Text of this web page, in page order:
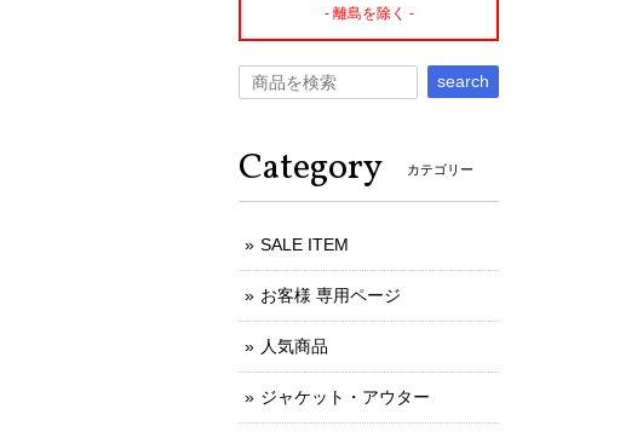
- 離島を除く -
search
Category カテゴリー
SALE ITEM
お客様 専用ページ
人気商品
ジャケット・アウター